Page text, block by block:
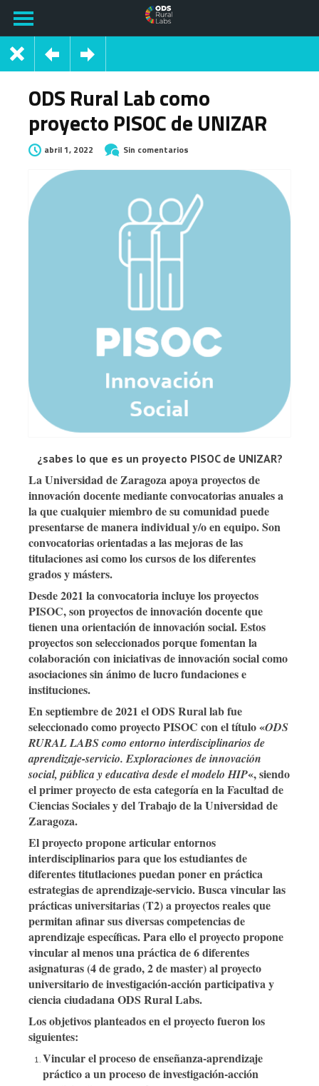
ODS Rural Lab como
proyecto PISOC de UNIZAR
abril 1, 2022 Sin comentarios
¿sabes lo que es un proyecto PISOC de UNIZAR?
LaUniversidad de Zaragozaapoya proyectos de
innovación docente mediante convocatorias anuales a
la que cualquier miembro de su comunidad puede
presentarse de manera individual y/o en equipo. Son
convocatorias orientadas a las mejoras de las
titulaciones asi como los cursos de los diferentes
grados y másters.
Desde 2021 la convocatoria incluyelos proyectos
PISOC, son proyectos de innovación docente que
tienen una orientación de innovación social.Estos
proyectosson seleccionados porque fomentanla
colaboraciónconiniciativasdeinnovaciónsocialcomo
asociacionessinánimodelucrofundacionese
instituciones.
En septiembre de 2021 el ODS Rural lab fue
seleccionado como proyecto PISOC con el título «ODS
RURAL LABS como entorno interdisciplinarios de
aprendizaje-servicio. Exploraciones de innovación
social, pública y educativa desde el modelo HIP«, siendo
el primer proyecto de esta categoría en la Facultad de
Ciencias Sociales y del Trabajo de la Universidad de
Zaragoza.
El proyecto propone articular entornos
interdisciplinarios para que los estudiantes de
diferentes titutlaciones puedan poner en práctica
estrategias de aprendizaje-servicio. Busca vincular las
prácticas universitarias (T2) a proyectos reales que
permitan afinar sus diversas competencias de
aprendizaje específicas. Para ello el proyecto propone
vincular al menos una práctica de 6 diferentes
asignaturas (4 de grado, 2 de master) al proyecto
universitario de investigación-acción participativa y
ciencia ciudadana ODS Rural Labs.
Los objetivos planteados en el proyecto fueron los
siguientes:
Vincular el proceso de enseñanza-aprendizaje
práctico a un proceso de investigación-acción